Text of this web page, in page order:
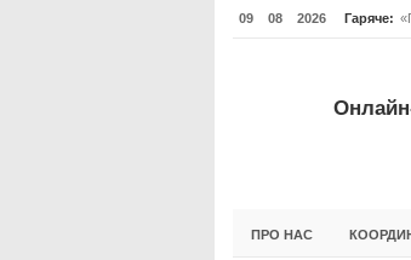
09 08 2026 Гаряче:
ПРО НАС